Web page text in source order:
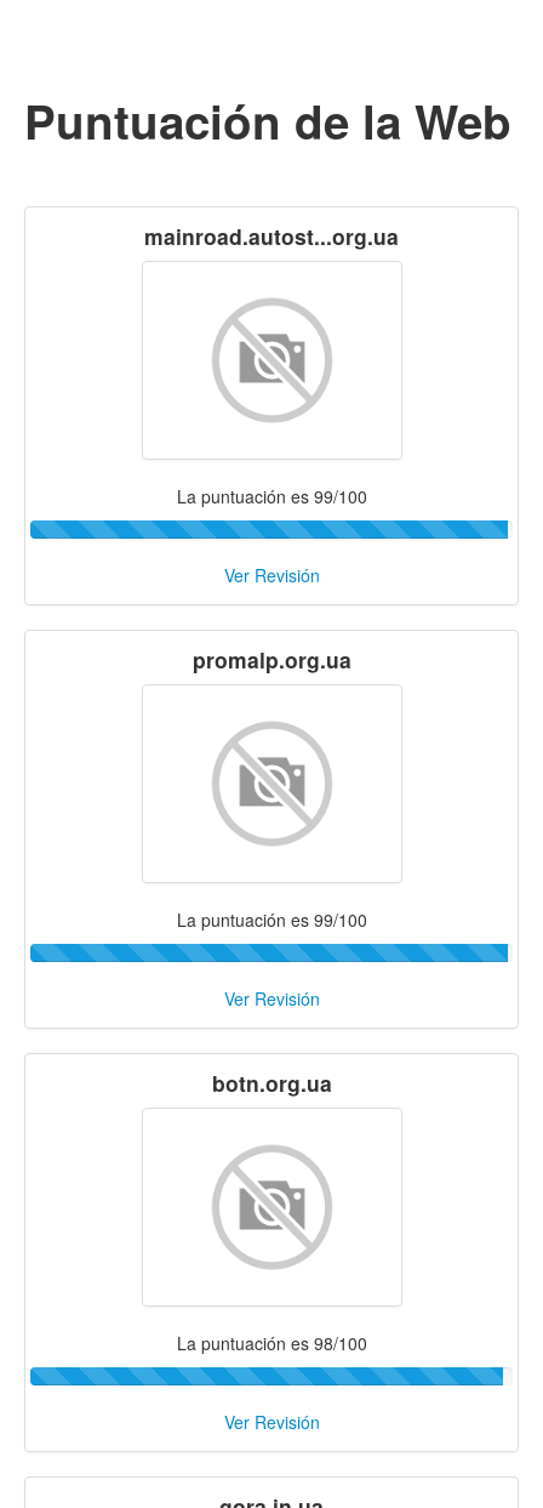
Puntuación de la Web
mainroad.autost...org.ua
La puntuación es 99/100
Ver Revisión
promalp.org.ua
La puntuación es 99/100
Ver Revisión
botn.org.ua
La puntuación es 98/100
Ver Revisión